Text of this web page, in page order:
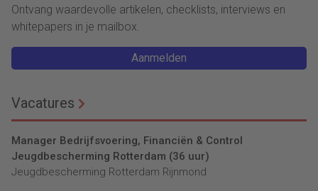
Ontvang waardevolle artikelen, checklists, interviews en
whitepapers in je mailbox.
Aanmelden
Vacatures
Manager Bedrijfsvoering, Financiën & Control
Jeugdbescherming Rotterdam (36 uur)
Jeugdbescherming Rotterdam Rijnmond